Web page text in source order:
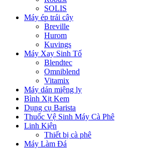
SOLIS
Máy ép trái cây
Breville
Hurom
Kuvings
Máy Xay Sinh Tố
Blendtec
Omniblend
Vitamix
Máy dán miệng ly
Bình Xịt Kem
Dụng cụ Barista
Thuốc Vệ Sinh Máy Cà Phê
Linh Kiện
Thiết bị cà phê
Máy Làm Đá